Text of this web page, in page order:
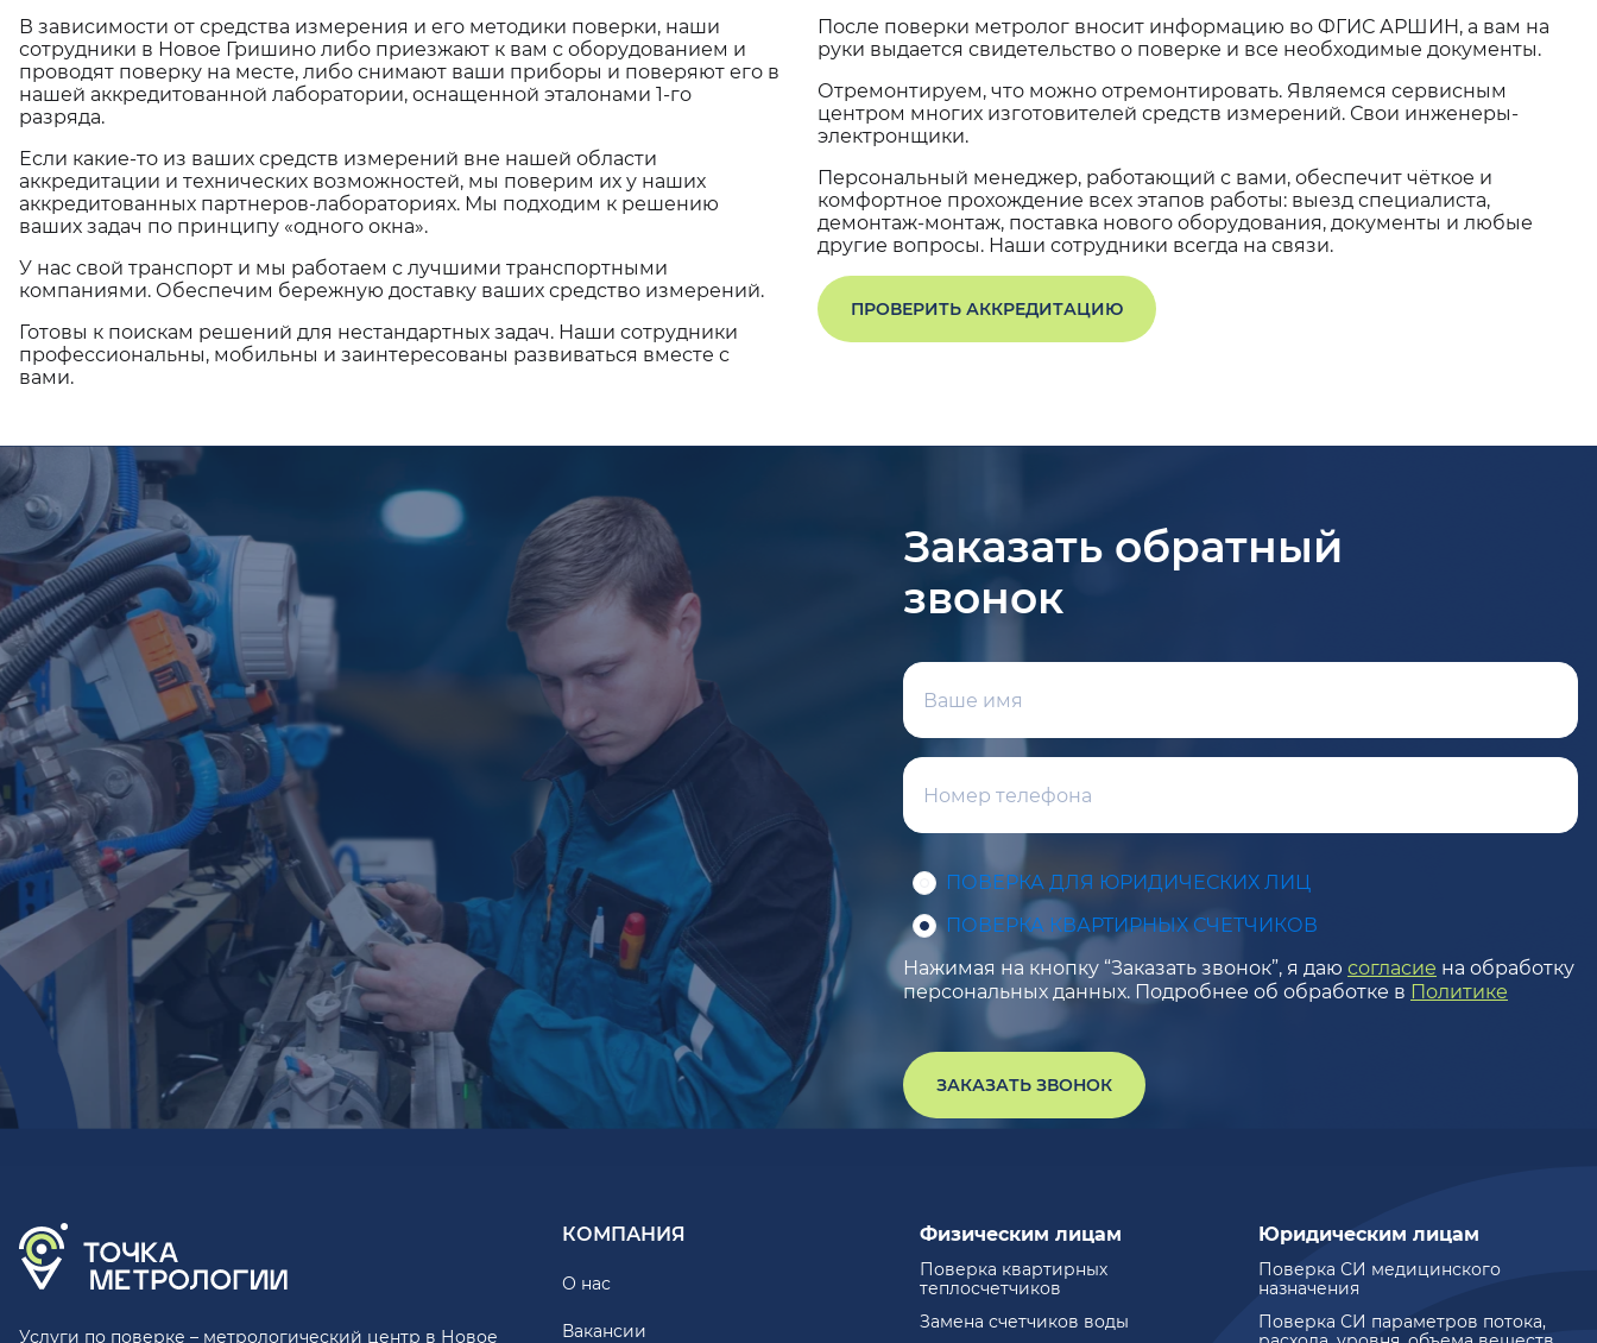
В зависимости от средства измерения и его методики поверки, наши
сотрудники в Новое Гришино либо приезжают к вам с оборудованием и
проводят поверку на месте, либо снимают ваши приборы и поверяют его в
нашей аккредитованной лаборатории, оснащенной эталонами 1-го
разряда.
Если какие-то из ваших средств измерений вне нашей области
аккредитации и технических возможностей, мы поверим их у наших
аккредитованных партнеров-лабораториях. Мы подходим к решению
ваших задач по принципу «одного окна».
У нас свой транспорт и мы работаем с лучшими транспортными
компаниями. Обеспечим бережную доставку ваших средство измерений.
Готовы к поискам решений для нестандартных задач. Наши сотрудники
профессиональны, мобильны и заинтересованы развиваться вместе с
вами.
После поверки метролог вносит информацию во ФГИС АРШИН, а вам на
руки выдается свидетельство о поверке и все необходимые документы.
Отремонтируем, что можно отремонтировать. Являемся сервисным
центром многих изготовителей средств измерений. Свои инженеры-
электронщики.
Персональный менеджер, работающий с вами, обеспечит чёткое и
комфортное прохождение всех этапов работы: выезд специалиста,
демонтаж-монтаж, поставка нового оборудования, документы и любые
другие вопросы. Наши сотрудники всегда на связи.
ПРОВЕРИТЬ АККРЕДИТАЦИЮ
Заказать обратный
звонок
ПОВЕРКА ДЛЯ ЮРИДИЧЕСКИХ ЛИЦ
ПОВЕРКА КВАРТИРНЫХ СЧЕТЧИКОВ
Нажимая на кнопку “Заказать звонок”, я даю согласие на обработку
персональных данных. Подробнее об обработке в Политике
ЗАКАЗАТЬ ЗВОНОК
Услуги по поверке – метрологический центр в Новое
КОМПАНИЯ
О нас
Вакансии
Физическим лицам
Поверка квартирных
теплосчетчиков
Замена счетчиков воды
Юридическим лицам
Поверка СИ медицинского
назначения
Поверка СИ параметров потока,